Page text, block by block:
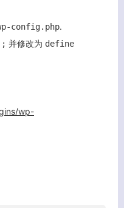
config.php.
并修改为 define
wp-